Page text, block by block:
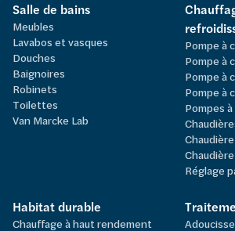
Salle de bains
Meubles
Lavabos et vasques
Douches
Baignoires
Robinets
Toilettes
Van Marcke Lab
Pompe à
Pompe à
Pompe à
Pompe à
Pompes
Réglage
Habitat durable
Chauffage à haut rendement